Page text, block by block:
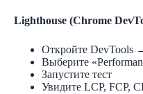
Lighthouse (Chrome
Откройте DevTools
Выберите
Запустите тест
Увидите LCP, FCP,